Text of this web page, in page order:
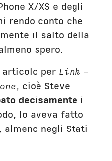
window)
X/XS e degli
rendo conto che
new window)
il salto della
spero.
articolo per Link –
, cioè Steve
decisamente i
lo aveva fatto
negli Stati